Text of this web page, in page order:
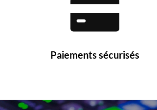
Paiements sécurisés